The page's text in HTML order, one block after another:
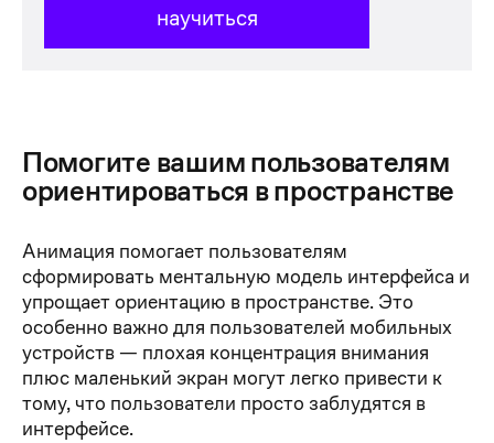
научиться
Помогите вашим пользователям
ориентироваться в пространстве
Анимация помогает пользователям
сформировать ментальную модель интерфейса и
упрощает ориентацию в пространстве. Это
особенно важно для пользователей мобильных
устройств — плохая концентрация внимания
плюс маленький экран могут легко привести к
тому, что пользователи просто заблудятся в
интерфейсе.